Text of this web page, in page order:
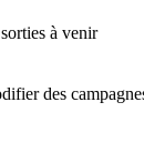
à venir
des